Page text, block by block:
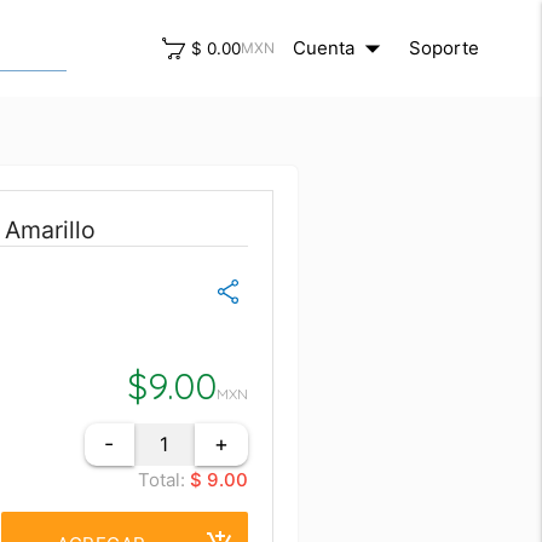
$ 0.00MXN Cuenta arrow_drop_down Soporte
$9.00MXN
- +
Total:$ 9.00